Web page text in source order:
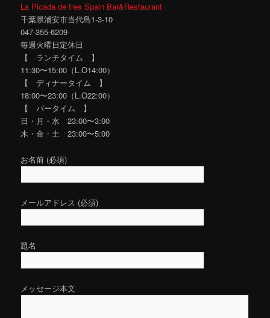
La Picada de tres Spain Bar&Restaurant
千葉県浦安市当代島1-3-10
047-355-6209
毎週火曜日定休日
【 ランチタイム 】
11:30〜15:00（L.O14:00）
【 ディナータイム 】
18:00〜23:00（L.O22:00）
【 バータイム 】
日・月・水 23:00〜3:00
木・金・土 23:00〜5:00
お名前 (必須)
メールアドレス (必須)
題名
メッセージ本文